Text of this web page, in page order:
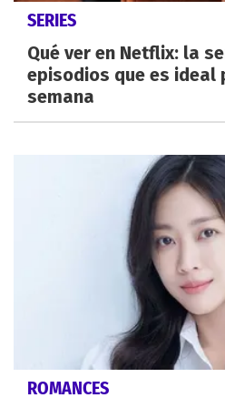
SERIES
Qué ver en Netflix: la
episodios que es ideal
semana
ROMANCES